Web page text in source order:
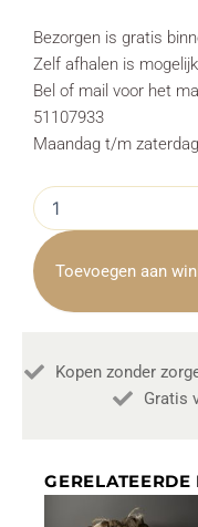
Bezorgen is gratis
Zelf afhalen is
Bel of mail voor het
51107933
Maandag t/m
Boomstamtafel
Ultimo
Live-
edge
Black
200m
Toevoegen aan
Kopen zonder
Gratis